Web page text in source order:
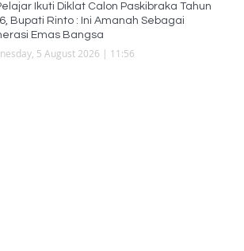
Ikuti Diklat Calon Paskibraka Tahun
Bupati Rinto : Ini Amanah Sebagai
Emas Bangsa
5 August 2026 | 11:56